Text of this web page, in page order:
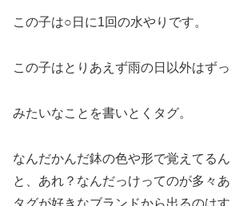
この子は○日に1回の水やりです。
この子はとりあえず雨の日以外はずっ
みたいなことを書いとくタグ。
なんだかんだ鉢の色や形で覚えてる
と、あれ？なんだっけってのが多々
タグが好きなブランドから出るのはす